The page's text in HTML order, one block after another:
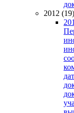
2012 (19)